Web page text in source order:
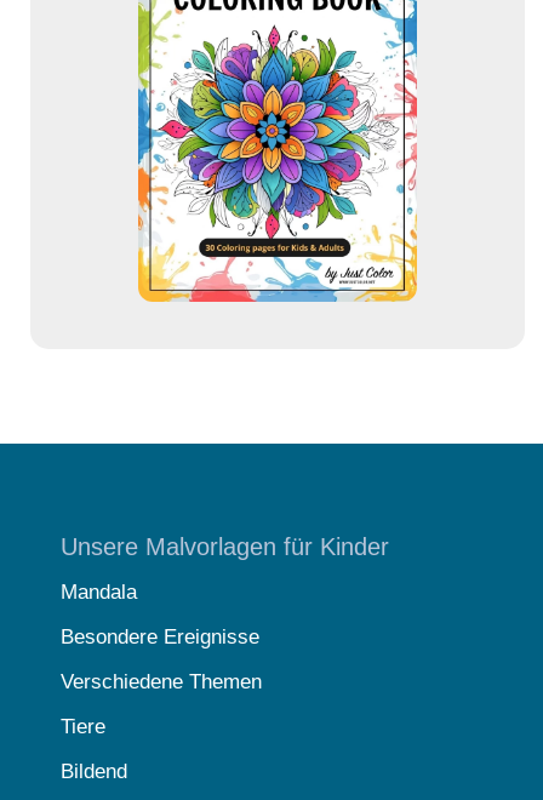
Unsere Malvorlagen für Kinder
Mandala
Besondere Ereignisse
Verschiedene Themen
Tiere
Bildend